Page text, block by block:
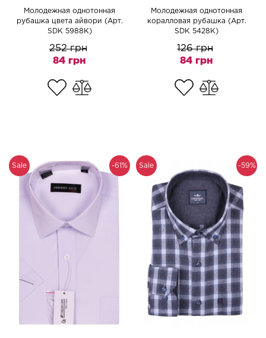
Молодежная однотонная
рубашка цвета айвори (Арт.
SDK 5988K)
252 грн
84 грн
Молодежная однотонная
коралловая рубашка (Арт.
SDK 5428K)
126 грн
84 грн
-61%
Sale -59%
Sale